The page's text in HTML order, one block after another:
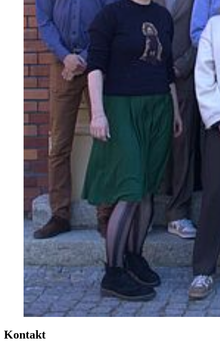
Kontakt